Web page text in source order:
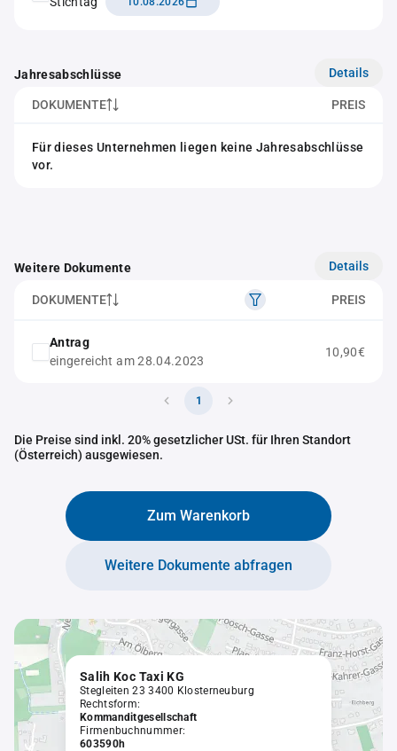
Jahresabschlüsse Details
DOKUMENTE PREIS
Für dieses Unternehmen liegen keine Jahresabschlüsse
vor.
Weitere Dokumente Details
DOKUMENTE PREIS
Antrag
eingereicht am 28.04.2023
10,90€
1
Die Preise sind inkl. 20% gesetzlicher USt. für Ihren Standort
(Österreich) ausgewiesen.
Zum Warenkorb
Weitere Dokumente abfragen
Salih Koc Taxi KG
Stegleiten 23 3400 Klosterneuburg
Rechtsform:
Kommanditgesellschaft
Firmenbuchnummer:
603590h